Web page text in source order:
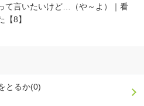
て言いたいけど…（や～よ）｜看
8】
とるか(0)